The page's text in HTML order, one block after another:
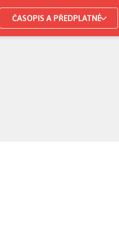
ČASOPIS A PŘEDPLATNÉ